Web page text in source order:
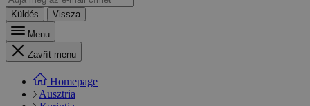
Küldés
Vissza
Menu
Zavřít menu
Homepage
Ausztria